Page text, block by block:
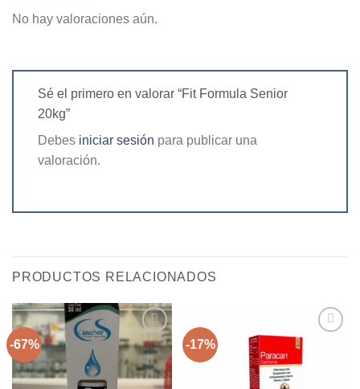
No hay valoraciones aún.
Sé el primero en valorar “Fit Formula Senior
20kg”
Debes iniciar sesión para publicar una
valoración.
PRODUCTOS RELACIONADOS
-67%
Agregar
a la
-17%